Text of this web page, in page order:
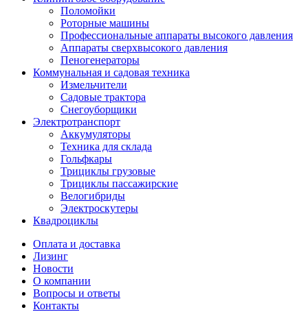
Поломойки
Роторные машины
Профессиональные аппараты высокого давления
Аппараты сверхвысокого давления
Пеногенераторы
Коммунальная и садовая техника
Измельчители
Садовые трактора
Снегоуборщики
Электротранспорт
Аккумуляторы
Техника для склада
Гольфкары
Трициклы грузовые
Трициклы пассажирские
Велогибриды
Электроскутеры
Квадроциклы
Оплата и доставка
Лизинг
Новости
О компании
Вопросы и ответы
Контакты